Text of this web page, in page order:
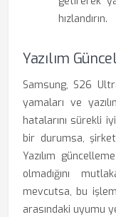
hızlandırın.
Yazılım
Samsung, S26
yamaları ve
hatalarını sürekli
bir durumsa,
Yazılım
olmadığını
mevcutsa, bu
arasındaki uyumu